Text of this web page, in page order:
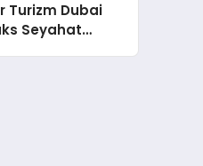
Turizm Dubai
Seyahat